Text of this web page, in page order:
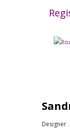
Designer